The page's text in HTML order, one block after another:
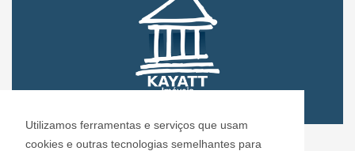
Utilizamos ferramentas e serviços que usam
cookies e outras tecnologias semelhantes para
CRECI: 72.304